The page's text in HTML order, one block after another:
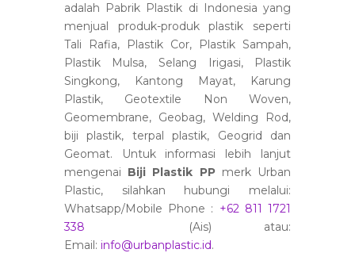
adalah Pabrik Plastik di Indonesia yang
menjual produk-produk plastik seperti
Tali Rafia, Plastik Cor, Plastik Sampah,
Plastik Mulsa, Selang Irigasi, Plastik
Singkong, Kantong Mayat, Karung
Plastik, Geotextile Non Woven,
Geomembrane, Geobag, Welding Rod,
biji plastik, terpal plastik, Geogrid dan
Geomat. Untuk informasi lebih lanjut
mengenai Biji Plastik PP merk Urban
Plastic, silahkan hubungi melalui:
Whatsapp/Mobile Phone : +62 811 1721
338 (Ais) atau:
Email: info@urbanplastic.id.